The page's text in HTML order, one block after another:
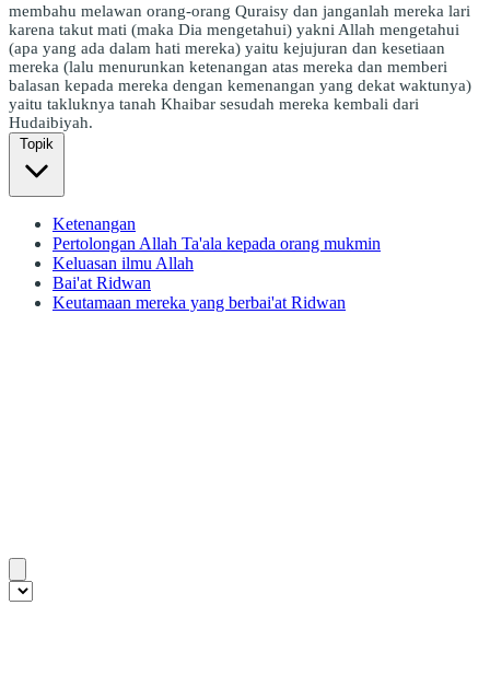
membahu melawan orang-orang Quraisy dan janganlah mereka lari
karena takut mati (maka Dia mengetahui) yakni Allah mengetahui
(apa yang ada dalam hati mereka) yaitu kejujuran dan kesetiaan
mereka (lalu menurunkan ketenangan atas mereka dan memberi
balasan kepada mereka dengan kemenangan yang dekat waktunya)
yaitu takluknya tanah Khaibar sesudah mereka kembali dari
Hudaibiyah.
Topik
Ketenangan
Pertolongan Allah Ta'ala kepada orang mukmin
Keluasan ilmu Allah
Bai'at Ridwan
Keutamaan mereka yang berbai'at Ridwan